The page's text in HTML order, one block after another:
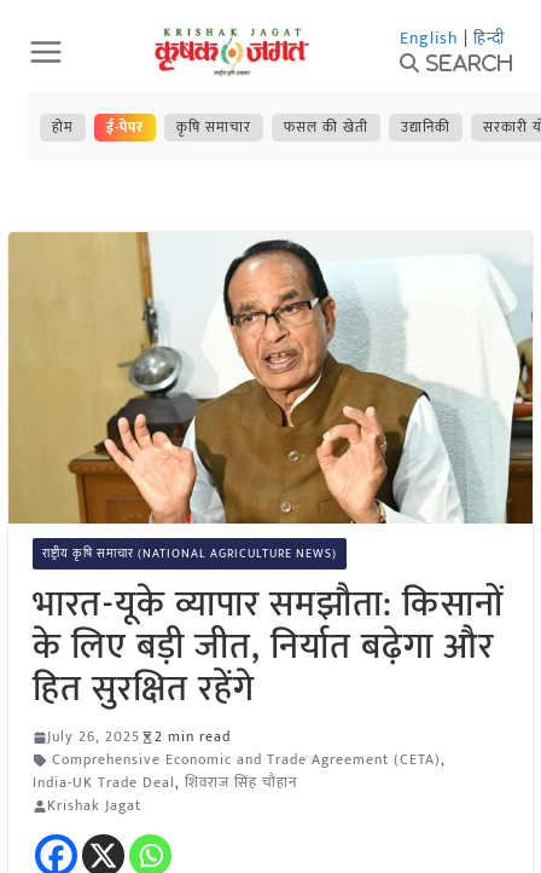
Skip
to
content
English | हिन्दी
Search
होम ई-पेपर कृषि समाचार फसल की खेती उद्यानिकी सरकारी
राष्ट्रीय कृषि समाचार (NATIONAL AGRICULTURE NEWS)
भारत-यूके व्यापार समझौता: किसानों
के लिए बड़ी जीत, निर्यात बढ़ेगा और
हित सुरक्षित रहेंगे
July 26, 2025
2 min read
Comprehensive Economic and Trade Agreement (CETA),
India-UK Trade Deal, शिवराज सिंह चौहान
Krishak Jagat